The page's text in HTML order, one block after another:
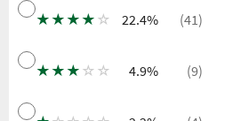
★ ★ ★ ★ ☆ 22.4% (41)
★ ★ ★ ☆ ☆ 4.9% (9)